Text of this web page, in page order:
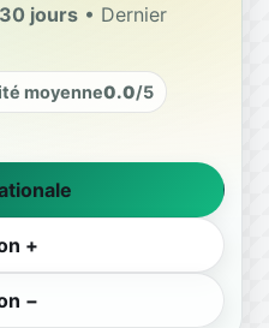
30 jours • Dernier
moyenne0.0/5
+
−